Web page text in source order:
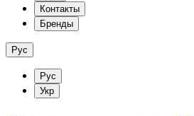
Контакты
Бренды
Рус
Рус
Укр